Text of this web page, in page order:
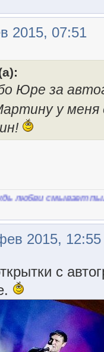
2015, 07:51
Юре за
у
пыль, любви
2015, 12:55
с